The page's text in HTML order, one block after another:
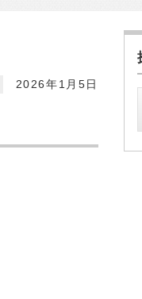
2026年1月5日